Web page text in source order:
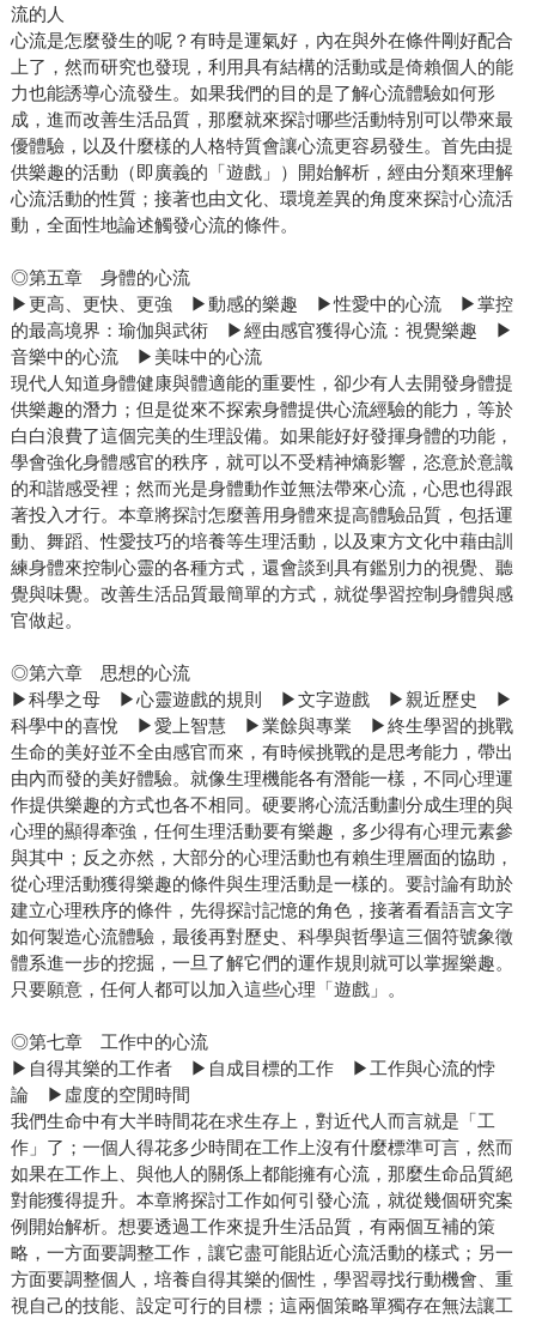
流的人
心流是怎麼發生的呢？有時是運氣好，內在與外在條件剛好配合
上了，然而研究也發現，利用具有結構的活動或是倚賴個人的能
力也能誘導心流發生。如果我們的目的是了解心流體驗如何形
成，進而改善生活品質，那麼就來探討哪些活動特別可以帶來最
優體驗，以及什麼樣的人格特質會讓心流更容易發生。首先由提
供樂趣的活動（即廣義的「遊戲」）開始解析，經由分類來理解
心流活動的性質；接著也由文化、環境差異的角度來探討心流活
動，全面性地論述觸發心流的條件。
◎第五章 身體的心流
▶更高、更快、更強 ▶動感的樂趣 ▶性愛中的心流 ▶掌控
的最高境界：瑜伽與武術 ▶經由感官獲得心流：視覺樂趣 ▶
音樂中的心流 ▶美味中的心流
現代人知道身體健康與體適能的重要性，卻少有人去開發身體提
供樂趣的潛力；但是從來不探索身體提供心流經驗的能力，等於
白白浪費了這個完美的生理設備。如果能好好發揮身體的功能，
學會強化身體感官的秩序，就可以不受精神熵影響，恣意於意識
的和諧感受裡；然而光是身體動作並無法帶來心流，心思也得跟
著投入才行。本章將探討怎麼善用身體來提高體驗品質，包括運
動、舞蹈、性愛技巧的培養等生理活動，以及東方文化中藉由訓
練身體來控制心靈的各種方式，還會談到具有鑑別力的視覺、聽
覺與味覺。改善生活品質最簡單的方式，就從學習控制身體與感
官做起。
◎第六章 思想的心流
▶科學之母 ▶心靈遊戲的規則 ▶文字遊戲 ▶親近歷史 ▶
科學中的喜悅 ▶愛上智慧 ▶業餘與專業 ▶終生學習的挑戰
生命的美好並不全由感官而來，有時候挑戰的是思考能力，帶出
由內而發的美好體驗。就像生理機能各有潛能一樣，不同心理運
作提供樂趣的方式也各不相同。硬要將心流活動劃分成生理的與
心理的顯得牽強，任何生理活動要有樂趣，多少得有心理元素參
與其中；反之亦然，大部分的心理活動也有賴生理層面的協助，
從心理活動獲得樂趣的條件與生理活動是一樣的。要討論有助於
建立心理秩序的條件，先得探討記憶的角色，接著看看語言文字
如何製造心流體驗，最後再對歷史、科學與哲學這三個符號象徵
體系進一步的挖掘，一旦了解它們的運作規則就可以掌握樂趣。
只要願意，任何人都可以加入這些心理「遊戲」。
◎第七章 工作中的心流
▶自得其樂的工作者 ▶自成目標的工作 ▶工作與心流的悖
論 ▶虛度的空閒時間
我們生命中有大半時間花在求生存上，對近代人而言就是「工
作」了；一個人得花多少時間在工作上沒有什麼標準可言，然而
如果在工作上、與他人的關係上都能擁有心流，那麼生命品質絕
對能獲得提升。本章將探討工作如何引發心流，就從幾個研究案
例開始解析。想要透過工作來提升生活品質，有兩個互補的策
略，一方面要調整工作，讓它盡可能貼近心流活動的樣式；另一
方面要調整個人，培養自得其樂的個性，學習尋找行動機會、重
視自己的技能、設定可行的目標；這兩個策略單獨存在無法讓工